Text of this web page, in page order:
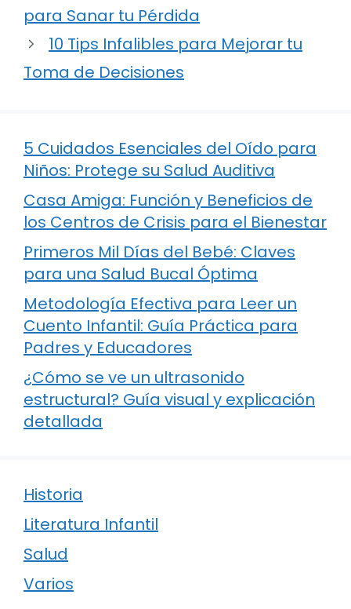
para Sanar tu Pérdida
10 Tips Infalibles para Mejorar tu
Toma de Decisiones
5 Cuidados Esenciales del Oído para
Niños: Protege su Salud Auditiva
Casa Amiga: Función y Beneficios de
los Centros de Crisis para el Bienestar
Primeros Mil Días del Bebé: Claves
para una Salud Bucal Óptima
Metodología Efectiva para Leer un
Cuento Infantil: Guía Práctica para
Padres y Educadores
¿Cómo se ve un ultrasonido
estructural? Guía visual y explicación
detallada
Historia
Literatura Infantil
Salud
Varios